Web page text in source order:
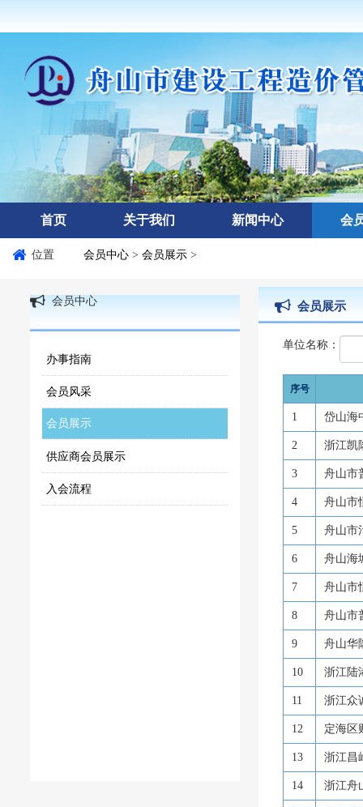
首页 关于我们 新闻中心 会
位置 会员中心 > 会员展示 >
会员中心
办事指南
会员风采
会员展示
供应商会员展示
入会流程
会员展示
单位名称：
序号
1 岱山海
2 浙江凯
3 舟山市
4 舟山市
5 舟山市
6 舟山海
7 舟山市
8 舟山市
9 舟山华
10 浙江陆
11 浙江众
12 定海区
13 浙江昌
14 浙江舟